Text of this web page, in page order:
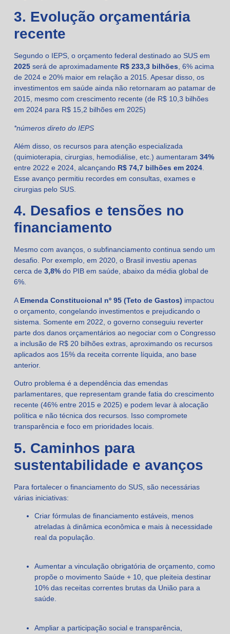
3. Evolução orçamentária
recente
Segundo o IEPS, o orçamento federal destinado ao SUS em
2025será de aproximadamente R$ 233,3 bilhões, 6% acima
de 2024 e 20% maior em relação a 2015. Apesar disso, os
investimentos em saúde ainda não retornaram ao patamar de
2015, mesmo com crescimento recente (de R$ 10,3 bilhões
em 2024 para R$ 15,2 bilhões em 2025)
*números direto do IEPS
Além disso, os recursos para atenção especializada
(quimioterapia, cirurgias, hemodiálise, etc.) aumentaram 34%
entre 2022 e 2024, alcançando R$ 74,7 bilhões em 2024.
Esse avanço permitiu recordes em consultas, exames e
cirurgias pelo SUS.
4. Desafios e tensões no
financiamento
Mesmo com avanços, o subfinanciamento continua sendo um
desafio. Por exemplo, em 2020, o Brasil investiu apenas
cerca de 3,8%do PIB em saúde, abaixo da média global de
6%.
A Emenda Constitucional nº 95 (Teto de Gastos) impactou
o orçamento, congelando investimentos e prejudicando o
sistema. Somente em 2022, o governo conseguiu reverter
parte dos danos orçamentários ao negociar com o Congresso
a inclusão de R$ 20 bilhões extras, aproximando os recursos
aplicados aos 15% da receita corrente líquida, ano base
anterior.
Outro problema é a dependência das emendas
parlamentares, que representam grande fatia do crescimento
recente (46% entre 2015 e 2025) e podem levar à alocação
política e não técnica dos recursos. Isso compromete
transparência e foco em prioridades locais.
5. Caminhos para
sustentabilidade e avanços
Para fortalecer o financiamento do SUS, são necessárias
várias iniciativas:
Criar fórmulas de financiamento estáveis, menos
atreladas à dinâmica econômica e mais à necessidade
real da população.
Aumentar a vinculação obrigatória de orçamento, como
propõe o movimento Saúde + 10, que pleiteia destinar
10% das receitas correntes brutas da União para a
saúde.
Ampliar a participação social e transparência,